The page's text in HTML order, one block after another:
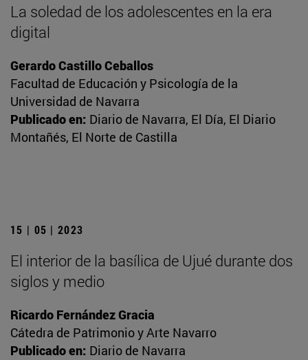
La soledad de los adolescentes en la era
digital
Gerardo Castillo Ceballos
Facultad de Educación y Psicología de la
Universidad de Navarra
Publicado en: Diario de Navarra, El Día, El Diario
Montañés, El Norte de Castilla
15 | 05 | 2023
El interior de la basílica de Ujué durante dos
siglos y medio
Ricardo Fernández Gracia
Cátedra de Patrimonio y Arte Navarro
Publicado en: Diario de Navarra